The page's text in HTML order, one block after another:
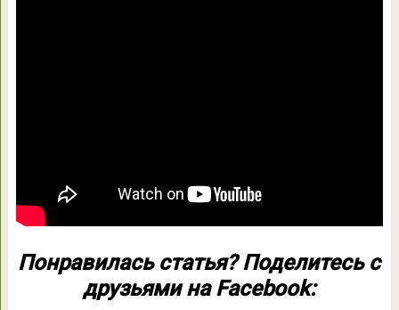
Понравилась статья? Поделитесь с
друзьями на Facebook: